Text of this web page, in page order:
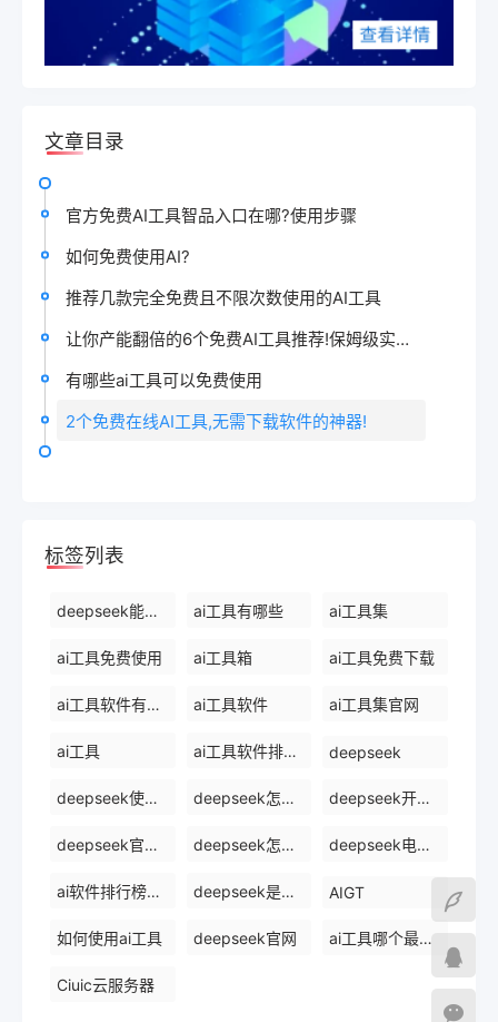
文章目录
官方免费AI工具智品入口在哪?使用步骤
如何免费使用AI?
推荐几款完全免费且不限次数使用的AI工具
让你产能翻倍的6个免费AI工具推荐!保姆级实操演示!每个都好用到...
有哪些ai工具可以免费使用
2个免费在线AI工具,无需下载软件的神器!
标签列表
deepseek能干什么 ai工具有哪些 ai工具集
ai工具免费使用 ai工具箱 ai工具免费下载
ai工具软件有哪些 ai工具软件 ai工具集官网
ai工具 ai工具软件排名前十 deepseek
deepseek使用方法 deepseek怎么使用deepseek deepseek开源ai
deepseek官网下载 deepseek怎么使用 deepseek电脑版
ai软件排行榜前十名 deepseek是什么 AIGT
如何使用ai工具 deepseek官网 ai工具哪个最好用
Ciuic云服务器